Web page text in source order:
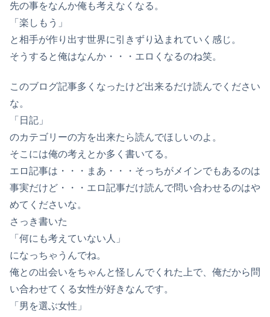
先の事をなんか俺も考えなくなる。
「楽しもう」
と相手が作り出す世界に引きずり込まれていく感じ。
そうすると俺はなんか・・・エロくなるのね笑。
このブログ記事多くなったけど出来るだけ読んでください
な。
「日記」
のカテゴリーの方を出来たら読んでほしいのよ。
そこには俺の考えとか多く書いてる。
エロ記事は・・・まあ・・・そっちがメインでもあるのは
事実だけど・・・エロ記事だけ読んで問い合わせるのはや
めてくださいな。
さっき書いた
「何にも考えていない人」
になっちゃうんでね。
俺との出会いをちゃんと怪しんでくれた上で、俺だから問
い合わせてくる女性が好きなんです。
「男を選ぶ女性」